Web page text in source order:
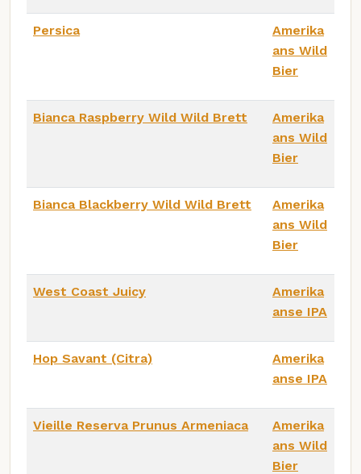
Persica
Amerika
ans Wild
Bier
Bianca Raspberry Wild Wild Brett
Amerika
ans Wild
Bier
Bianca Blackberry Wild Wild Brett
Amerika
ans Wild
Bier
West Coast Juicy
Amerika
anse IPA
Hop Savant (Citra)
Amerika
anse IPA
Vieille Reserva Prunus Armeniaca
Amerika
ans Wild
Bier